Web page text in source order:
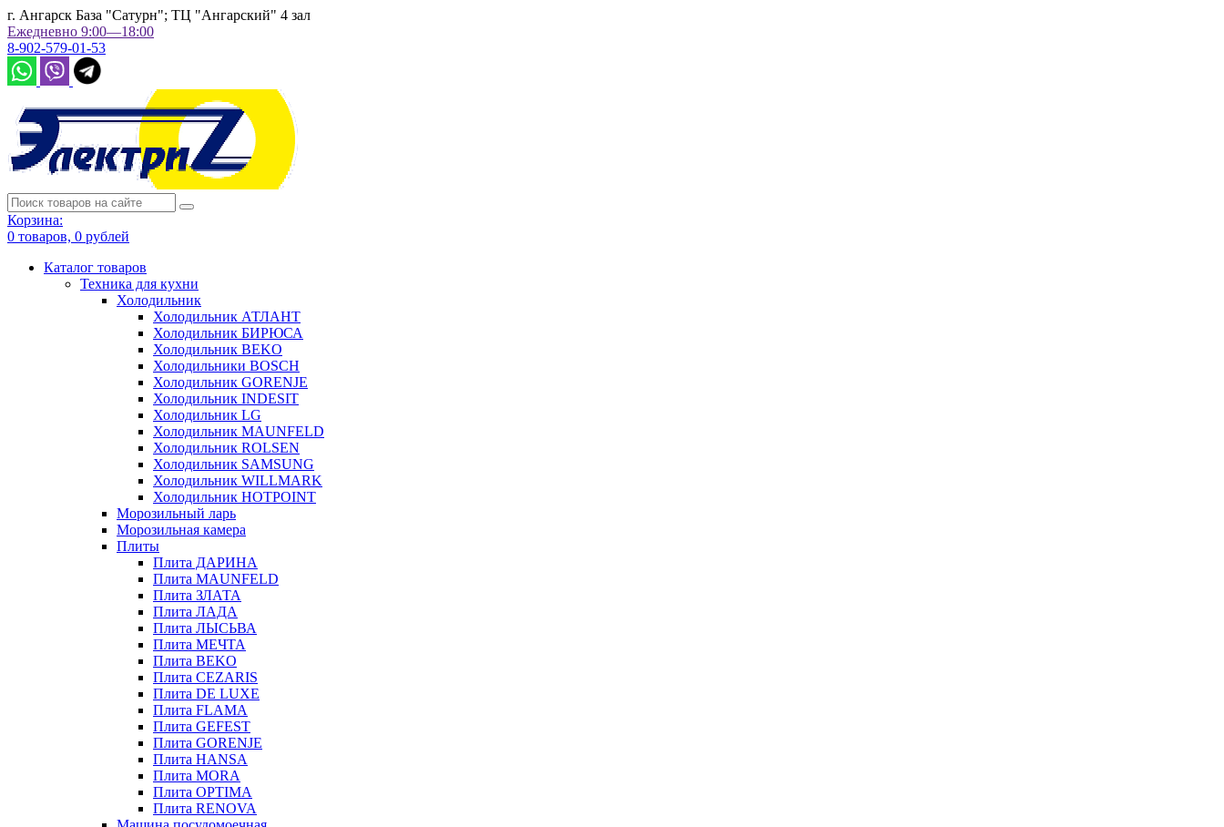
г. Ангарск База "Сатурн"; ТЦ "Ангарский" 4 зал
Ежедневно 9:00—18:00
8-902-579-01-53
Корзина:
0 товаров, 0 рублей
Каталог товаров
Техника для кухни
Холодильник
Холодильник АТЛАНТ
Холодильник БИРЮСА
Холодильник BEKO
Холодильники BOSCH
Холодильник GORENJE
Холодильник INDESIT
Холодильник LG
Холодильник MAUNFELD
Холодильник ROLSEN
Холодильник SAMSUNG
Холодильник WILLMARK
Холодильник HOTPOINT
Морозильный ларь
Морозильная камера
Плиты
Плита ДАРИНА
Плита MAUNFELD
Плита ЗЛАТА
Плита ЛАДА
Плита ЛЫСЬВА
Плита МЕЧТА
Плита BEKO
Плита CEZARIS
Плита DE LUXE
Плита FLAMA
Плита GEFEST
Плита GORENJE
Плита HANSA
Плита MORA
Плита OPTIMA
Плита RENOVA